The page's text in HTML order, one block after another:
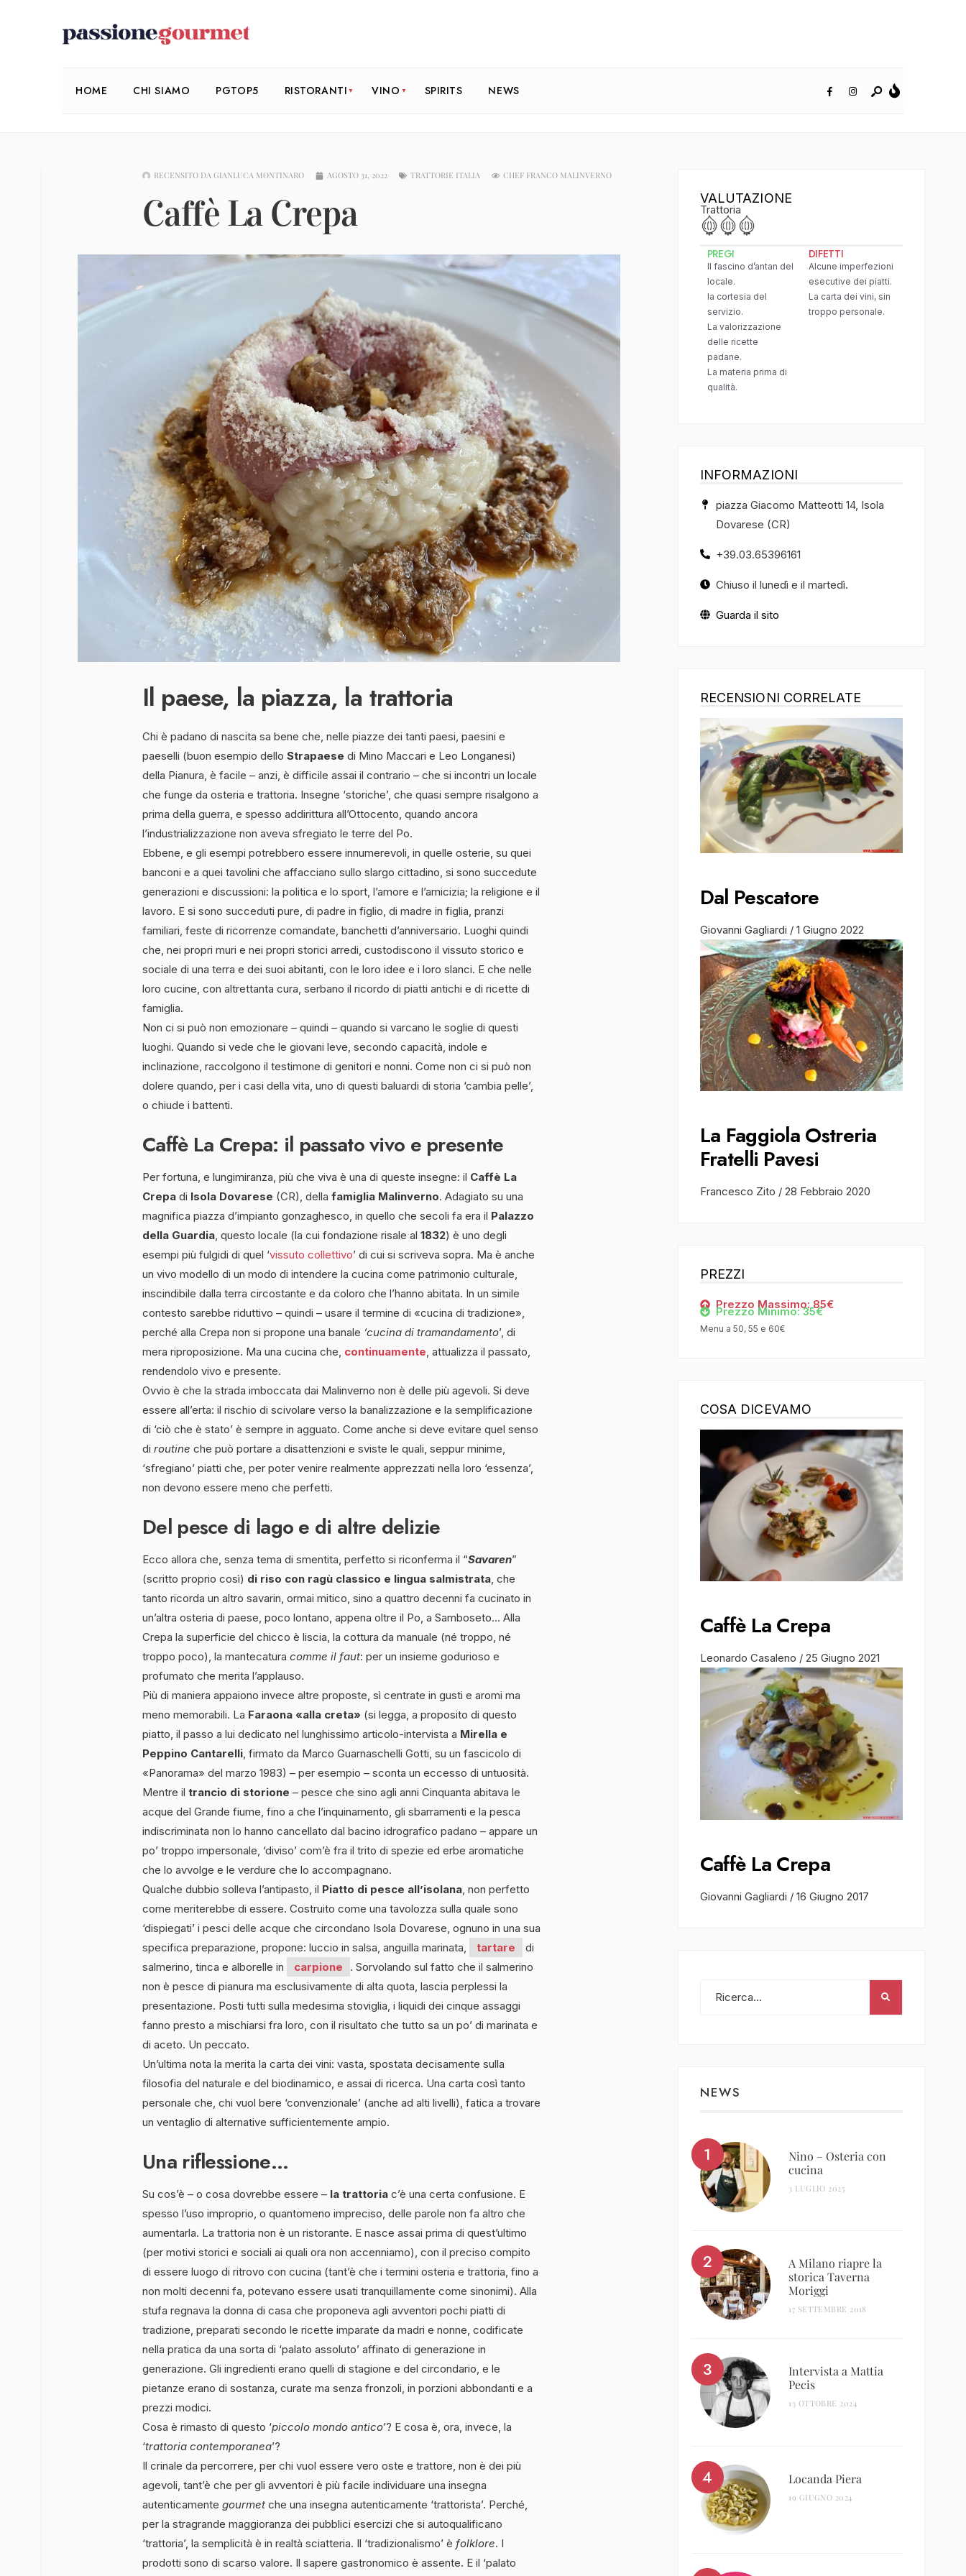
HOME CHI SIAMO PGTOP5 RISTORANTI VINO SPIRITS NEWS
RECENSITO DA GIANLUCA MONTINARO AGOSTO 31, 2022 TRATTORIE ITALIA CHEF FRANCO MALINVERNO
Caffè La Crepa
Il paese, la piazza, la trattoria
Chi è padano di nascita sa bene che, nelle piazze dei tanti paesi, paesini e
paeselli (buon esempio dello Strapaese di Mino Maccari e Leo Longanesi)
della Pianura, è facile – anzi, è difficile assai il contrario – che si incontri un locale
che funge da osteria e trattoria. Insegne ‘storiche’, che quasi sempre risalgono a
prima della guerra, e spesso addirittura all’Ottocento, quando ancora
l’industrializzazione non aveva sfregiato le terre del Po.
Ebbene, e gli esempi potrebbero essere innumerevoli, in quelle osterie, su quei
banconi e a quei tavolini che affacciano sullo slargo cittadino, si sono succedute
generazioni e discussioni: la politica e lo sport, l’amore e l’amicizia; la religione e il
lavoro. E si sono succeduti pure, di padre in figlio, di madre in figlia, pranzi
familiari, feste di ricorrenze comandate, banchetti d’anniversario. Luoghi quindi
che, nei propri muri e nei propri storici arredi, custodiscono il vissuto storico e
sociale di una terra e dei suoi abitanti, con le loro idee e i loro slanci. E che nelle
loro cucine, con altrettanta cura, serbano il ricordo di piatti antichi e di ricette di
famiglia.
Non ci si può non emozionare – quindi – quando si varcano le soglie di questi
luoghi. Quando si vede che le giovani leve, secondo capacità, indole e
inclinazione, raccolgono il testimone di genitori e nonni. Come non ci si può non
dolere quando, per i casi della vita, uno di questi baluardi di storia ‘cambia pelle’,
o chiude i battenti.
Caffè La Crepa: il passato vivo e presente
Per fortuna, e lungimiranza, più che viva è una di queste insegne: il Caffè La
Crepa di Isola Dovarese (CR), della famiglia Malinverno. Adagiato su una
magnifica piazza d’impianto gonzaghesco, in quello che secoli fa era il Palazzo
della Guardia , questo locale (la cui fondazione risale al 1832) è uno degli
esempi più fulgidi di quel ‘vissuto collettivo’ di cui si scriveva sopra. Ma è anche
un vivo modello di un modo di intendere la cucina come patrimonio culturale,
inscindibile dalla terra circostante e da coloro che l’hanno abitata. In un simile
contesto sarebbe riduttivo – quindi – usare il termine di «cucina di tradizione»,
perché alla Crepa non si propone una banale ‘cucina di tramandamento’, di
mera riproposizione. Ma una cucina che, continuamente , attualizza il passato,
rendendolo vivo e presente.
Ovvio è che la strada imboccata dai Malinverno non è delle più agevoli. Si deve
essere all’erta: il rischio di scivolare verso la banalizzazione e la semplificazione
di ‘ciò che è stato’ è sempre in agguato. Come anche si deve evitare quel senso
di routine che può portare a disattenzioni e sviste le quali, seppur minime,
‘sfregiano’ piatti che, per poter venire realmente apprezzati nella loro ‘essenza’,
non devono essere meno che perfetti.
Del pesce di lago e di altre delizie
Ecco allora che, senza tema di smentita, perfetto si riconferma il “Savaren”
(scritto proprio così) di riso con ragù classico e lingua salmistrata , che
tanto ricorda un altro savarin, ormai mitico, sino a quattro decenni fa cucinato in
un’altra osteria di paese, poco lontano, appena oltre il Po, a Samboseto… Alla
Crepa la superficie del chicco è liscia, la cottura da manuale (né troppo, né
troppo poco), la mantecatura comme il faut: per un insieme godurioso e
profumato che merita l’applauso.
Più di maniera appaiono invece altre proposte, sì centrate in gusti e aromi ma
meno memorabili. La Faraona «alla creta» (si legga, a proposito di questo
piatto, il passo a lui dedicato nel lunghissimo articolo-intervista a Mirella e
Peppino Cantarelli , firmato da Marco Guarnaschelli Gotti, su un fascicolo di
«Panorama» del marzo 1983) – per esempio – sconta un eccesso di untuosità.
Mentre il trancio di storione – pesce che sino agli anni Cinquanta abitava le
acque del Grande fiume, fino a che l’inquinamento, gli sbarramenti e la pesca
indiscriminata non lo hanno cancellato dal bacino idrografico padano – appare un
po’ troppo impersonale, ‘diviso’ com’è fra il trito di spezie ed erbe aromatiche
che lo avvolge e le verdure che lo accompagnano.
Qualche dubbio solleva l’antipasto, il Piatto di pesce all’isolana , non perfetto
come meriterebbe di essere. Costruito come una tavolozza sulla quale sono
‘dispiegati’ i pesci delle acque che circondano Isola Dovarese, ognuno in una sua
specifica preparazione, propone: luccio in salsa, anguilla marinata,
tartare
di
salmerino, tinca e alborelle in
carpione
. Sorvolando sul fatto che il salmerino
non è pesce di pianura ma esclusivamente di alta quota, lascia perplessi la
presentazione. Posti tutti sulla medesima stoviglia, i liquidi dei cinque assaggi
fanno presto a mischiarsi fra loro, con il risultato che tutto sa un po’ di marinata e
di aceto. Un peccato.
Un’ultima nota la merita la carta dei vini: vasta, spostata decisamente sulla
filosofia del naturale e del biodinamico, e assai di ricerca. Una carta così tanto
personale che, chi vuol bere ‘convenzionale’ (anche ad alti livelli), fatica a trovare
un ventaglio di alternative sufficientemente ampio.
Una riflessione…
Su cos’è – o cosa dovrebbe essere – la trattoria c’è una certa confusione. E
spesso l’uso improprio, o quantomeno impreciso, delle parole non fa altro che
aumentarla. La trattoria non è un ristorante. E nasce assai prima di quest’ultimo
(per motivi storici e sociali ai quali ora non accenniamo), con il preciso compito
di essere luogo di ritrovo con cucina (tant’è che i termini osteria e trattoria, fino a
non molti decenni fa, potevano essere usati tranquillamente come sinonimi). Alla
stufa regnava la donna di casa che proponeva agli avventori pochi piatti di
tradizione, preparati secondo le ricette imparate da madri e nonne, codificate
nella pratica da una sorta di ‘palato assoluto’ affinato di generazione in
generazione. Gli ingredienti erano quelli di stagione e del circondario, e le
pietanze erano di sostanza, curate ma senza fronzoli, in porzioni abbondanti e a
prezzi modici.
Cosa è rimasto di questo ‘piccolo mondo antico’? E cosa è, ora, invece, la
‘trattoria contemporanea’?
Il crinale da percorrere, per chi vuol essere vero oste e trattore, non è dei più
agevoli, tant’è che per gli avventori è più facile individuare una insegna
autenticamente gourmet che una insegna autenticamente ‘trattorista’. Perché,
per la stragrande maggioranza dei pubblici esercizi che si autoqualificano
‘trattoria’, la semplicità è in realtà sciatteria. Il ‘tradizionalismo’ è folklore. I
prodotti sono di scarso valore. Il sapere gastronomico è assente. E il ‘palato
VALUTAZIONE
Trattoria
PREGI
Il fascino d’antan del
locale.
la cortesia del
servizio.
La valorizzazione
delle ricette
padane.
La materia prima di
qualità.
DIFETTI
Alcune imperfezioni
esecutive dei piatti.
La carta dei vini, sin
troppo personale.
INFORMAZIONI
piazza Giacomo Matteotti 14, Isola
Dovarese (CR)
+39.03.65396161
Chiuso il lunedì e il martedì.
Guarda il sito
RECENSIONI CORRELATE
Dal Pescatore
Giovanni Gagliardi / 1 Giugno 2022
La Faggiola Ostreria
Fratelli Pavesi
Francesco Zito / 28 Febbraio 2020
PREZZI
Prezzo Massimo: 85€
Prezzo Minimo: 35€
Menu a 50, 55 e 60€
COSA DICEVAMO
Caffè La Crepa
Leonardo Casaleno / 25 Giugno 2021
Caffè La Crepa
Giovanni Gagliardi / 16 Giugno 2017
NEWS
Nino – Osteria con
cucina
3 LUGLIO 2025
A Milano riapre la
storica Taverna
Moriggi
17 SETTEMBRE 2018
Intervista a Mattia
Pecis
13 OTTOBRE 2024
Locanda Piera
19 GIUGNO 2024